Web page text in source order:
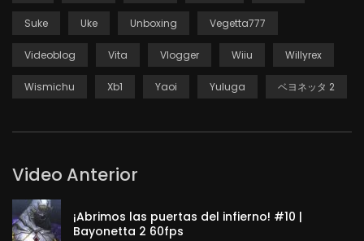
Suke Uke Unboxing Vegetta777
Videoblog Vita Vlogger Wiiu Willyrex
Wismichu Xb1 Yaoi Yuluga ベヨネッタ 2
Video Anterior
¡Abrimos las puertas del infierno! #10 |
Bayonetta 2 60fps